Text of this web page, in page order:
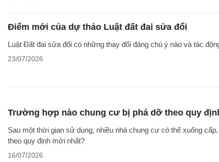
Điểm mới của dự thảo Luật đất đai sửa đổi
Luật Đất đai sửa đổi có những thay đổi đáng chú ý nào và tác
23/07/2026
Trường hợp nào chung cư bị phá dỡ theo quy
Sau một thời gian sử dụng, nhiều nhà chung cư có thể xuống
theo quy định mới nhất?
16/07/2026